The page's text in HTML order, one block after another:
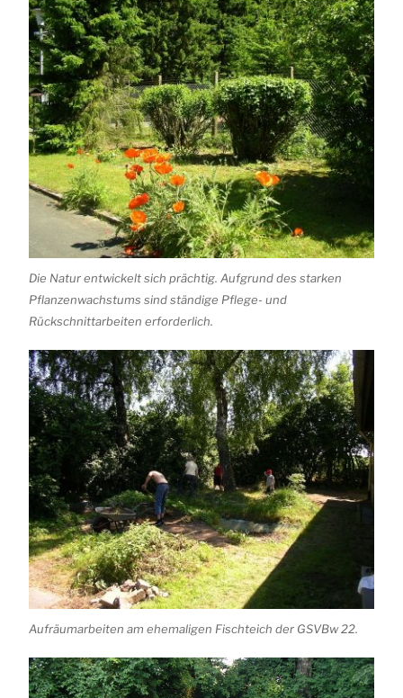
Die Natur entwickelt sich prächtig. Aufgrund des starken
Pflanzenwachstums sind ständige Pflege- und
Rückschnittarbeiten erforderlich.
Aufräumarbeiten am ehemaligen Fischteich der GSVBw 22.